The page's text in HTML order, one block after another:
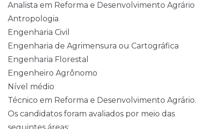
Analista em Reforma e Desenvolvimento Agrário
Antropologia
Engenharia Civil
Engenharia de Agrimensura ou Cartográfica
Engenharia Florestal
Engenheiro Agrônomo
Nível médio
Técnico em Reforma e Desenvolvimento Agrário.
Os candidatos foram avaliados por meio das